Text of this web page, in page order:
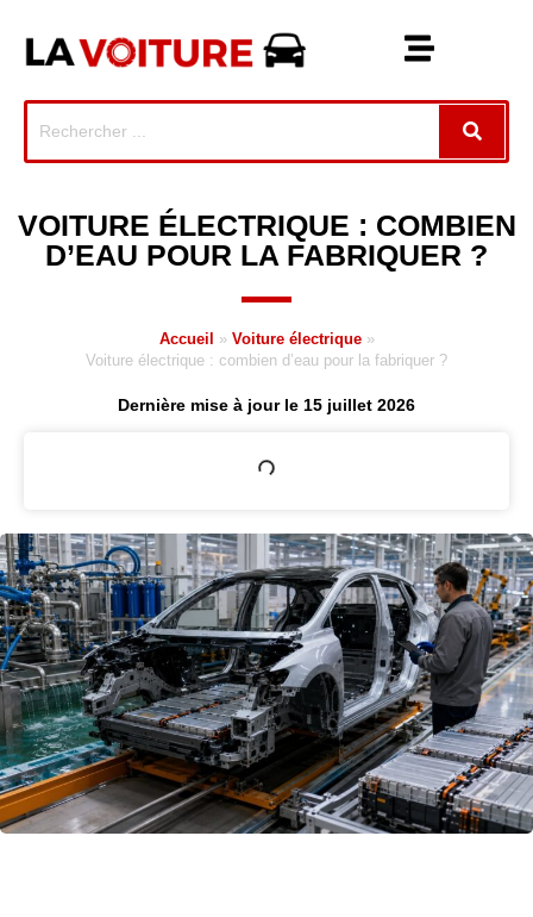
VOITURE ÉLECTRIQUE : COMBIEN
D’EAU POUR LA FABRIQUER ?
Accueil » Voiture électrique »
Voiture électrique : combien d’eau pour la fabriquer ?
Dernière mise à jour le 15 juillet 2026